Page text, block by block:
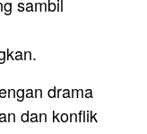
drama
dan konflik